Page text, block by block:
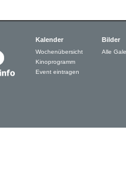
Kalender
Wochenübersicht
Kinoprogramm
Event eintragen
Bilder
Alle